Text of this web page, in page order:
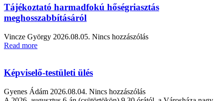
Tájékoztató harmadfokú hőségriasztás
meghosszabbításáról
Vincze György 2026.08.05. Nincs hozzászólás
Read more
Képviselő-testületi ülés
Gyenes Ádám 2026.08.04. Nincs hozzászólás